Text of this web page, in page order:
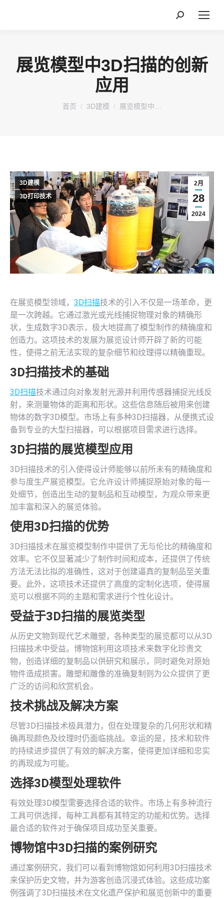
搜
展览模型中3D扫描的创新
应用
您在这里：
首页 3D建模 展览模型中…
2月
28
2024
3D建模
3D打印技术
在展览模型领域， 3D扫描技术的引入不仅是一场革命，更
是一次跨越。它通过激光或光线捕捉物理对象的精确形
状，生成数字3D表示，极大地提高了模型制作的精确度和
创造力。这项技术的发展为展览设计师开辟了新的可能
性，使得之前无法实现的复杂细节和纹理得以精确重现。
3D扫描技术的基础
3D扫描技术通过向对象发射光源并利用传感器捕捉光线反
射，来测量物体的距离和形状。这些信息随后被用来创建
物体的数字3D模型。市场上有多种3D扫描器，从便携式设
备到专业的大型扫描器，可以根据项目需求进行选择。
3D扫描的展览模型应用
3D扫描技术的引入使得设计师能够以前所未有的精确度和
参与度生产展览模型。它允许设计师捕捉原始对象的每一
处细节，创造出生动的复制品和互动模型，为观众带来更
加丰富和深入的展览体验。
使用3D扫描的优势
3D扫描技术在展览模型制作中提供了无与伦比的精确度和
效率。它不仅显著减少了制作时间和成本，还提供了传统
方法无法比拟的准确性，这对于创建逼真的复制品至关重
要。此外，这项技术还提供了高度的定制化选项，使得展
览可以根据不同的主题和需求进行个性化设计。
受益于3D扫描的展览类型
从历史文物到现代艺术雕塑，各种类型的展览都可以从3D
扫描技术中受益。博物馆利用这项技术来数字化珍贵文
物，创造详细的复制品以供研究和展示，同时避免对原始
物件造成损害。雕塑和雕像的准确复制则为公众提供了更
广泛的访问和欣赏机会。
技术挑战及解决方案
尽管3D扫描技术极具潜力，但在处理复杂的几何形状和精
确再现颜色及纹理时仍面临挑战。幸运的是，技术和软件
的持续进步提供了有效的解决方案，使得更加详细和忠实
的再现成为可能。
选择3D模型处理软件
有效处理3D模型需要选择合适的软件。市场上有多种流行
工具可供选择，每种工具都有其特定的功能和优势。选择
最合适的软件对于确保项目成功至关重要。
博物馆中3D扫描的案例研究
通过案例研究，我们可以看到博物馆如何利用3D扫描技术
来保护历史文物，并为游客创造沉浸式体验。这些成功案
例强调了3D扫描技术在文化遗产保护和展览创新中的重要